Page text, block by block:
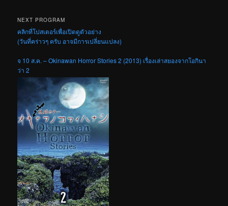
NEXT PROGRAM
คลิกที่โปสเตอร์เพื่อเปิดดูตัวอย่าง
(วันที่คร่าวๆ ครับ อาจมีการเปลี่ยนแปลง)
จ 10 ส.ค. – Okinawan Horror Stories 2 (2013) เรื่องเล่าสยองจากโอกินา
ว่า 2